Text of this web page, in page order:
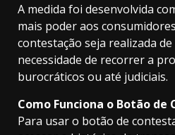
A medida foi desenvolvida
mais poder aos
contestação seja realizada
necessidade de recorrer a
burocráticos ou até judiciais.
Como Funciona o Botão de
Para usar o botão de